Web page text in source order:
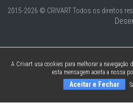
2015-2026 © CRIVARTTodos os direitos
A Crivart usa cookies para melhorar a
esta mensagem aceita a nossa
Aceitar e Fechar